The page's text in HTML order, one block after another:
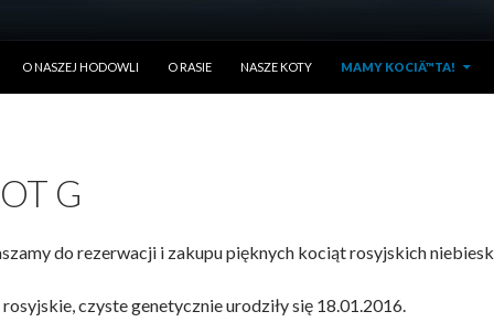
O NASZEJ HODOWLI
O RASIE NASZE KOTY MAMY KOCIÄ™TA!
G
do rezerwacji i zakupu pięknych kociąt rosyjskich
czyste genetycznie urodziły się 18.01.2016.